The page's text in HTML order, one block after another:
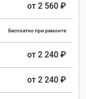
от 2 560 ₽
Бесплатно при ремонте
от 2 240 ₽
от 2 240 ₽